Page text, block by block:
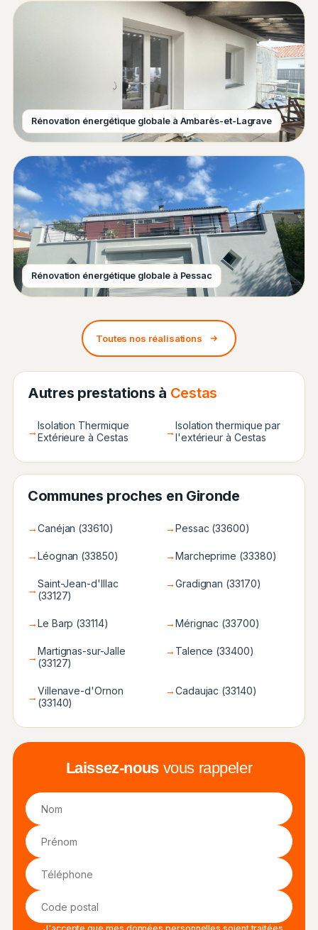
Rénovation énergétique globale à Ambarès-et-Lagrave
Rénovation énergétique globale à Pessac
Toutes nos réalisations
Autres prestations à Cestas
→Isolation Thermique
Extérieure à Cestas
→Isolation thermique par
l'extérieur à Cestas
Communes proches en Gironde
→Canéjan (33610) →Pessac (33600)
→Léognan (33850) →Marcheprime (33380)
→Saint-Jean-d'Illac
(33127)
→Gradignan (33170)
→Le Barp (33114) →Mérignac (33700)
→Martignas-sur-Jalle
(33127)
→ Talence (33400)
→Villenave-d'Ornon
(33140)
→Cadaujac (33140)
Laissez-nous vous rappeler